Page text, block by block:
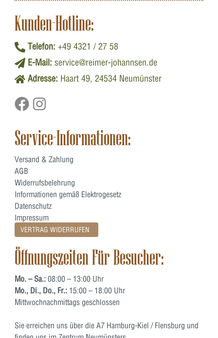
Kunden-Hotline:
Telefon: +49 4321 / 27 58
E-Mail: service@reimer-johannsen.de
Adresse: Haart 49, 24534 Neumünster
Service-Informationen:
Versand & Zahlung
AGB
Widerrufsbelehrung
Informationen gemäß Elektrogesetz
Datenschutz
Impressum
VERTRAG WIDERRUFEN
Öffnungszeiten Für Besucher:
Mo. – Sa.: 08:00 – 13:00 Uhr
Mo., Di., Do., Fr.: 15:00 – 18:00 Uhr
Mittwochnachmittags geschlossen
Sie erreichen uns über die A7 Hamburg-Kiel / Flensburg und